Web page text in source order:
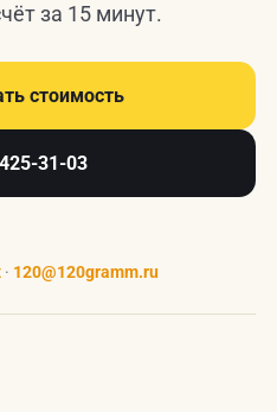
за 15 минут.
стоимость
31-03
· 120@120gramm.ru